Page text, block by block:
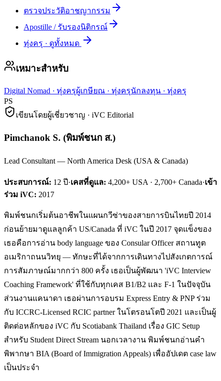
ตรวจประวัติอาชญากรรม
Apostille / รับรองนิติกรณ์
ทุ่งครุ · ดูทั้งหมด
เหมาะสำหรับ
Digital Nomad · ทุ่งครุผู้เกษียณ · ทุ่งครุนักลงทุน · ทุ่งครุ
PS
เขียนโดยผู้เชี่ยวชาญ · iVC Editorial
Pimchanok S. (พิมพ์ชนก ส.)
Lead Consultant — North America Desk (USA & Canada)
ประสบการณ์: 12 ปี·เคสที่ดูแล: 4,200+ USA · 2,700+ Canada·เข้า
ร่วม iVC: 2017
พิมพ์ชนกเริ่มต้นอาชีพในแผนกวีซ่าของสายการบินไทยปี 2014
ก่อนย้ายมาดูแลลูกค้า US/Canada ที่ iVC ในปี 2017 จุดแข็งของ
เธอคือการอ่าน body language ของ Consular Officer สถานทูต
อเมริกาถนนวิทยุ — ทักษะที่ได้จากการเดินทางไปสังเกตการณ์
การสัมภาษณ์มากกว่า 800 ครั้ง เธอเป็นผู้พัฒนา 'iVC Interview
Coaching Framework' ที่ใช้กับทุกเคส B1/B2 และ F-1 ในปัจจุบัน
ส่วนงานแคนาดา เธอผ่านการอบรม Express Entry & PNP ร่วม
กับ ICCRC-Licensed RCIC partner ในโตรอนโตปี 2021 และเป็นผู้
ติดต่อหลักของ iVC กับ Scotiabank Thailand เรื่อง GIC Setup
สำหรับ Student Direct Stream นอกเวลางาน พิมพ์ชนกอ่านคำ
พิพากษา BIA (Board of Immigration Appeals) เพื่ออัปเดต case law
เป็นประจำ